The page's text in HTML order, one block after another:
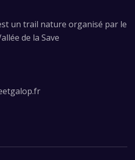
un trail nature organisé par le
de la Save